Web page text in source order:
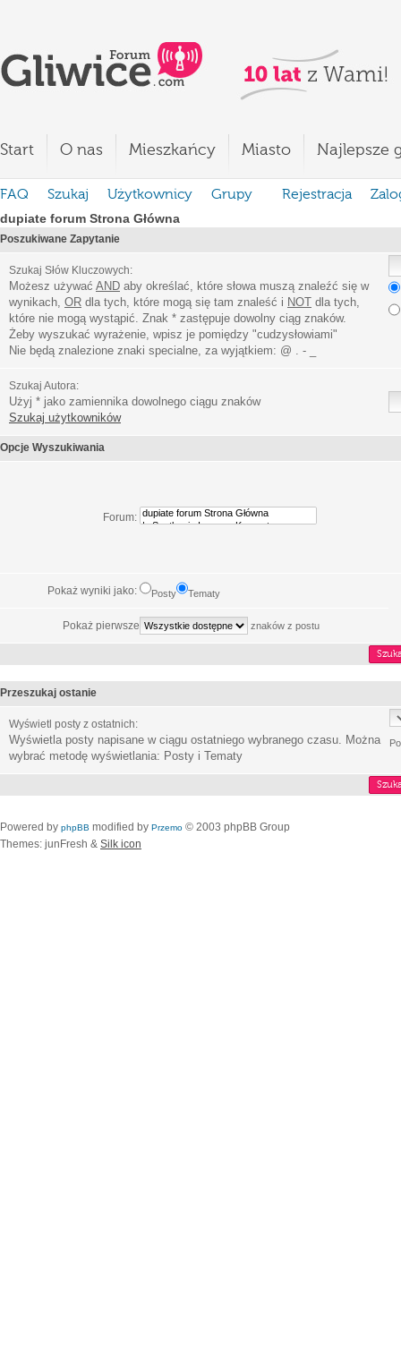
Start O nas Mieszkańcy Miasto Najlepsze
FAQ Szukaj Użytkownicy Grupy Rejestracja
dupiate forum Strona Główna
Poszukiwane Zapytanie
Szukaj Słów Kluczowych:
Możesz używać AND aby określać, które słowa muszą znaleźć się w
wynikach, OR dla tych, które mogą się tam znaleść i NOT dla tych,
które nie mogą wystąpić. Znak * zastępuje dowolny ciąg znaków.
Żeby wyszukać wyrażenie, wpisz je pomiędzy "cudzysłowiami"
Nie będą znalezione znaki specialne, za wyjątkiem: @ . - _
Szukaj Autora:
Użyj * jako zamiennika dowolnego ciągu znaków
Szukaj użytkowników
Opcje Wyszukiwania
Forum:
Pokaż wyniki jako: Posty Tematy
Pokaż pierwsze znaków z postu
Przeszukaj ostanie
Wyświetl posty z ostatnich:
Wyświetla posty napisane w ciągu ostatniego wybranego czasu. Można
wybrać metodę wyświetlania: Posty i Tematy
Powered by phpBB modified by Przemo © 2003 phpBB Group
Themes: junFresh & Silk icon